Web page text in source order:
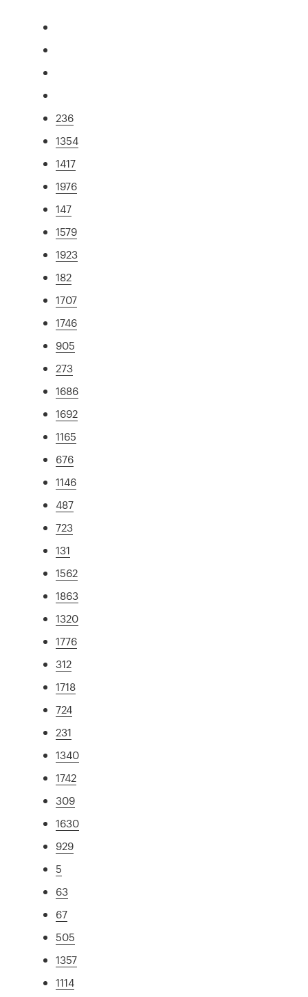
236
1354
1417
1976
147
1579
1923
182
1707
1746
905
273
1686
1692
1165
676
1146
487
723
131
1562
1863
1320
1776
312
1718
724
231
1340
1742
309
1630
929
5
63
67
505
1357
1114